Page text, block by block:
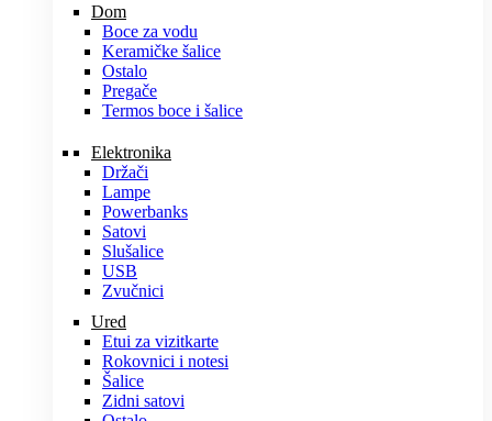
Dom
Boce za vodu
Keramičke šalice
Ostalo
Pregače
Termos boce i šalice
Elektronika
Držači
Lampe
Powerbanks
Satovi
Slušalice
USB
Zvučnici
Ured
Etui za vizitkarte
Rokovnici i notesi
Šalice
Zidni satovi